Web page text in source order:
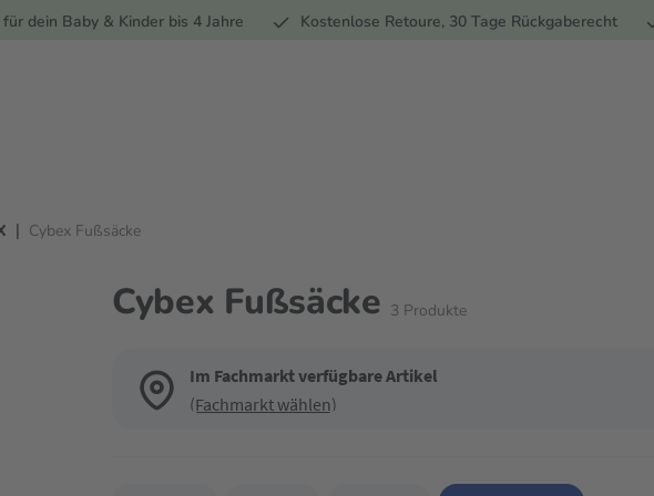
dein Baby & Kinder bis 4 Jahre Kostenlose Retoure, 30 Tage Rückgaberecht
| Cybex Fußsäcke
Cybex Fußsäcke 3 Produkte
Im Fachmarkt verfügbare Artikel
(Fachmarkt wählen)